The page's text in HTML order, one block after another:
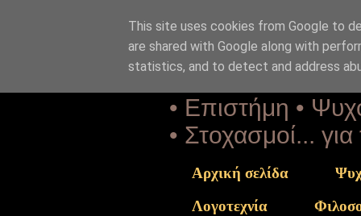
Αέναη
• Επιστήμη •
• Στοχασμοί...
Αρχική σελίδα
Λογοτεχνία
This site uses cookies from Google to
are shared with Google along with
statistics, and to detect and address